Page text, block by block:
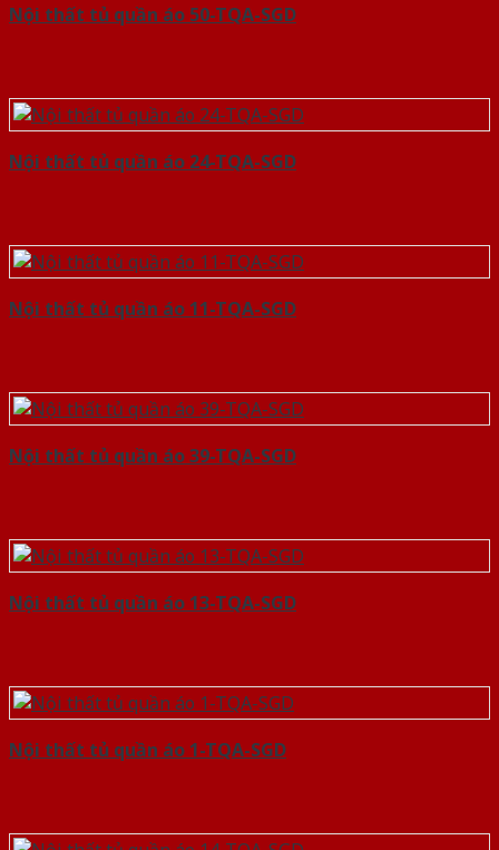
Nội thất tủ quần áo 50-TQA-SGD
Nội thất tủ quần áo 24-TQA-SGD
Nội thất tủ quần áo 11-TQA-SGD
Nội thất tủ quần áo 39-TQA-SGD
Nội thất tủ quần áo 13-TQA-SGD
Nội thất tủ quần áo 1-TQA-SGD